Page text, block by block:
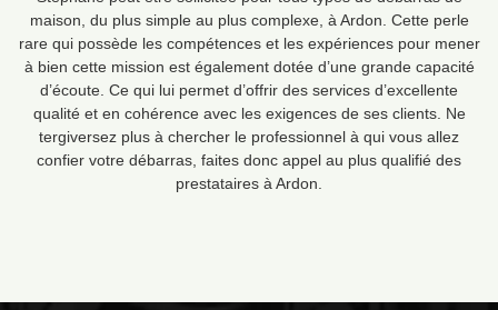
maison, du plus simple au plus complexe, à Ardon. Cette perle
rare qui possède les compétences et les expériences pour mener
à bien cette mission est également dotée d’une grande capacité
d’écoute. Ce qui lui permet d’offrir des services d’excellente
qualité et en cohérence avec les exigences de ses clients. Ne
tergiversez plus à chercher le professionnel à qui vous allez
confier votre débarras, faites donc appel au plus qualifié des
prestataires à Ardon.